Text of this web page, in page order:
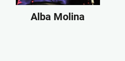
Alba Molina